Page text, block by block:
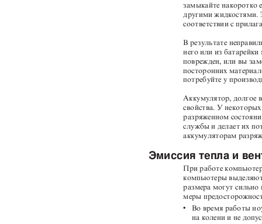
замыкайте накоротко
другими жидкостями.
соответствии с
В результате
него или из
поврежден, или вы
посторонних
потребуйте у
Аккумулятор, долгое
свойства. У
разряженном
службы и делает их
аккумуляторам
Эмиссия тепла и
При работе
компьютеры выделяют
размера могут
меры
v Во время работы
на колени и не